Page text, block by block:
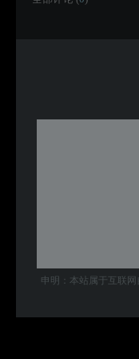
申明：本站属于互联